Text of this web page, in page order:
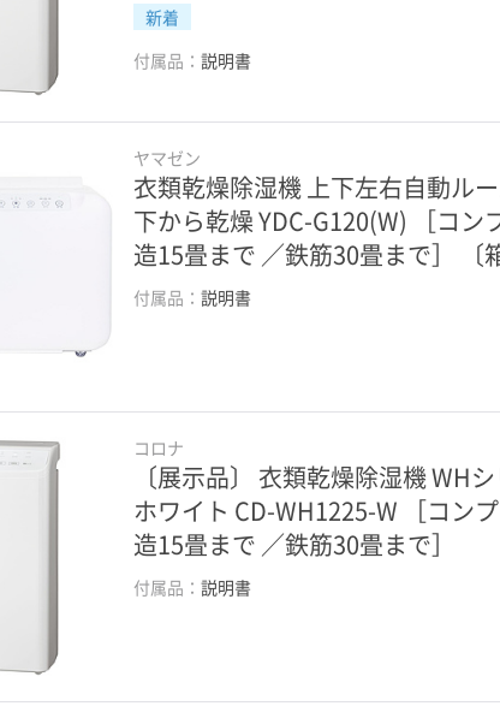
新着
付属品：説明書
ヤマゼン
衣類乾燥除湿機 上下左右自動ル
下から乾燥 YDC-G120(W) ［コン
造15畳まで ／鉄筋30畳まで］ 〔
付属品：説明書
コロナ
〔展示品〕 衣類乾燥除湿機 WH
ホワイト CD-WH1225-W ［コン
造15畳まで ／鉄筋30畳まで］
付属品：説明書